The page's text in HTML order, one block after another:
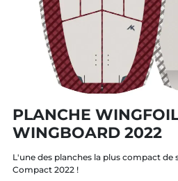
PLANCHE
WINGBOARD 2022
L'une des planches la plus compact de
Compact 2022 !